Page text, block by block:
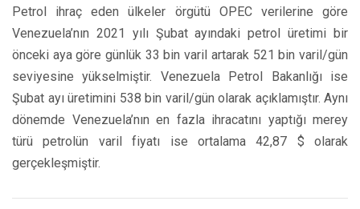
Petrol ihraç eden ülkeler örgütü OPEC verilerine göre
Venezuela’nın 2021 yılı Şubat ayındaki petrol üretimi bir
önceki aya göre günlük 33 bin varil artarak 521 bin varil/gün
seviyesine yükselmiştir. Venezuela Petrol Bakanlığı ise
Şubat ayı üretimini 538 bin varil/gün olarak açıklamıştır. Aynı
dönemde Venezuela’nın en fazla ihracatını yaptığı merey
türü petrolün varil fiyatı ise ortalama 42,87 $ olarak
gerçekleşmiştir.